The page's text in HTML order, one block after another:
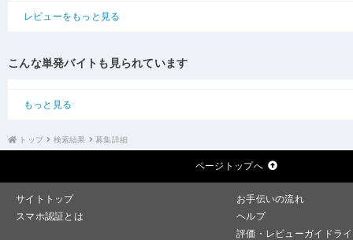
レビューをもっと見る
こんな単発バイトも見られています
もっと見る
トップ 検索結果 募集詳細
ページトップへ
サイトトップ
お手伝いの流れ
スマホ認証とは
ヘルプ
評価・レビューガイドラ